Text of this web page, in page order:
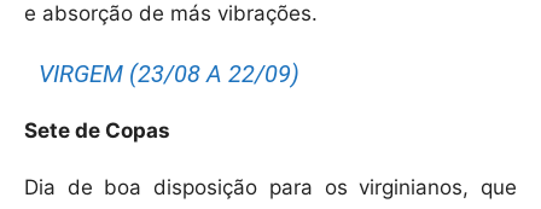
e absorção de más vibrações.
VIRGEM (23/08 A 22/09)
Sete de Copas
Dia de boa disposição para os virginianos, que